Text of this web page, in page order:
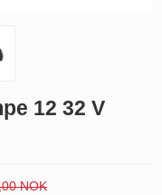
12 32 V
NOK